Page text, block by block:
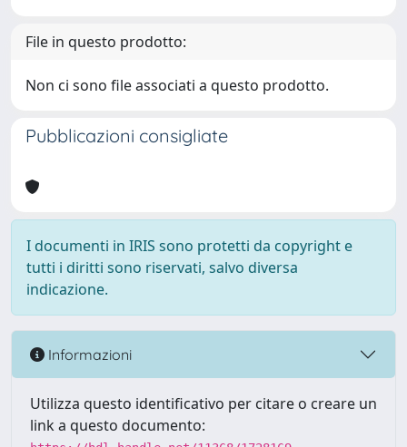
File in questo prodotto:
Non ci sono file associati a questo prodotto.
Pubblicazioni consigliate
I documenti in IRIS sono protetti da copyright e
tutti i diritti sono riservati, salvo diversa
indicazione.
Informazioni
Utilizza questo identificativo per citare o creare un
link a questo documento: